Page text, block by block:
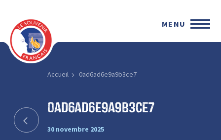
MENU
Accueil 0ad6ad6e9a9b3ce7
0ad6ad6e9a9b3ce7
30 novembre 2025